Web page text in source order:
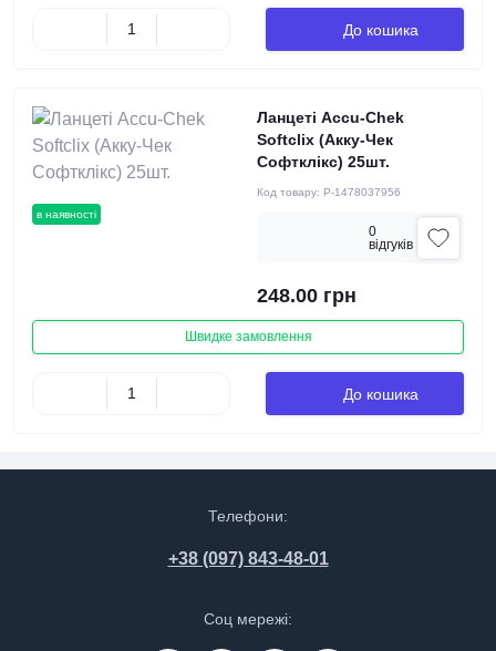
До кошика
в наявності
Ланцеті Accu-Chek
Softclix (Акку-Чек
Софтклікс) 25шт.
Код товару: P-1478037956
0
вiдгукiв
248.00 грн
Швидке замовлення
До кошика
Телефони:
+38 (097) 843-48-01
Соц мережі: